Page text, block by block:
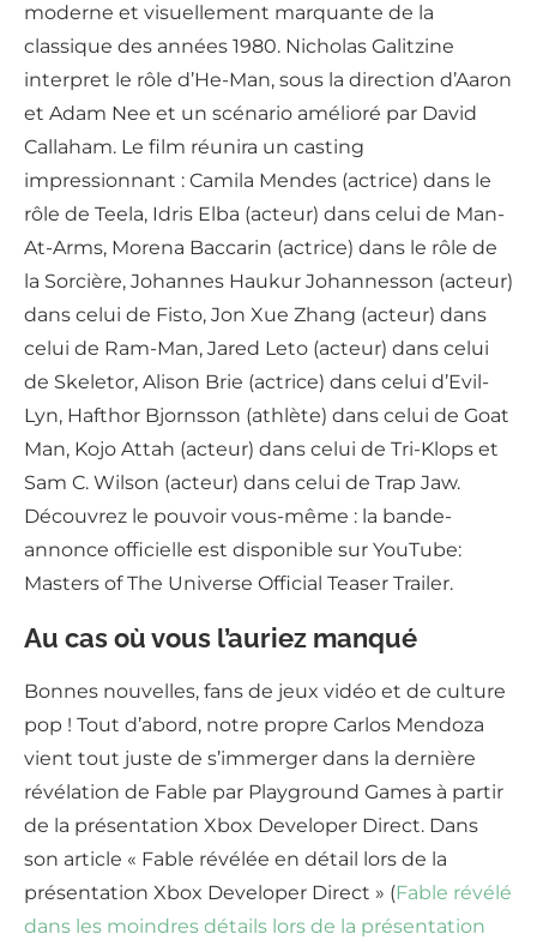
moderne et visuellement marquante de la
classique des années 1980. Nicholas Galitzine
interpret le rôle d’He-Man, sous la direction d’Aaron
et Adam Nee et un scénario amélioré par David
Callaham. Le film réunira un casting
impressionnant : Camila Mendes (actrice) dans le
rôle de Teela, Idris Elba (acteur) dans celui de Man-
At-Arms, Morena Baccarin (actrice) dans le rôle de
la Sorcière, Johannes Haukur Johannesson (acteur)
dans celui de Fisto, Jon Xue Zhang (acteur) dans
celui de Ram-Man, Jared Leto (acteur) dans celui
de Skeletor, Alison Brie (actrice) dans celui d’Evil-
Lyn, Hafthor Bjornsson (athlète) dans celui de Goat
Man, Kojo Attah (acteur) dans celui de Tri-Klops et
Sam C. Wilson (acteur) dans celui de Trap Jaw.
Découvrez le pouvoir vous-même : la bande-
annonce officielle est disponible sur YouTube:
Masters of The Universe Official Teaser Trailer.
Au cas où vous l’auriez manqué
Bonnes nouvelles, fans de jeux vidéo et de culture
pop ! Tout d’abord, notre propre Carlos Mendoza
vient tout juste de s’immerger dans la dernière
révélation de Fable par Playground Games à partir
de la présentation Xbox Developer Direct. Dans
son article « Fable révélée en détail lors de la
présentation Xbox Developer Direct » (Fable révélé
dans les moindres détails lors de la présentation